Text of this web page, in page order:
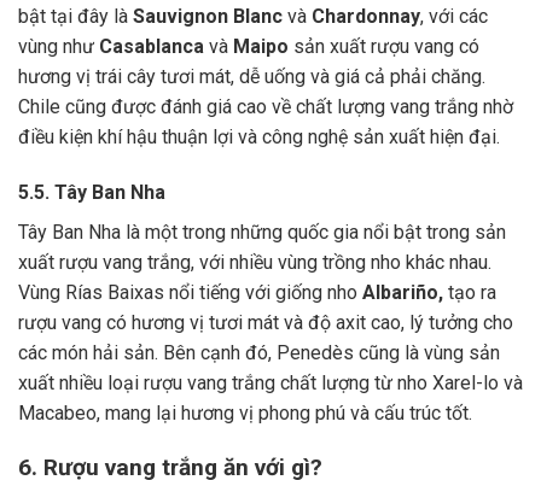
bật tại đây là Sauvignon Blanc và Chardonnay, với các
vùng như Casablanca và Maipo sản xuất rượu vang có
hương vị trái cây tươi mát, dễ uống và giá cả phải chăng.
Chile cũng được đánh giá cao về chất lượng vang trắng nhờ
điều kiện khí hậu thuận lợi và công nghệ sản xuất hiện đại.
5.5. Tây Ban Nha
Tây Ban Nha là một trong những quốc gia nổi bật trong sản
xuất rượu vang trắng, với nhiều vùng trồng nho khác nhau.
Vùng Rías Baixas nổi tiếng với giống nho Albariño, tạo ra
rượu vang có hương vị tươi mát và độ axit cao, lý tưởng cho
các món hải sản. Bên cạnh đó, Penedès cũng là vùng sản
xuất nhiều loại rượu vang trắng chất lượng từ nho Xarel-lo và
Macabeo, mang lại hương vị phong phú và cấu trúc tốt.
6. Rượu vang trắng ăn với gì?